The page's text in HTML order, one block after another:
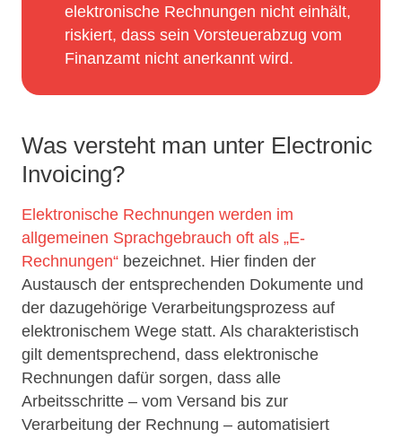
elektronische Rechnungen nicht einhält,
riskiert, dass sein Vorsteuerabzug vom
Finanzamt nicht anerkannt wird.
Was versteht man unter Electronic
Invoicing?
Elektronische Rechnungen werden im
allgemeinen Sprachgebrauch oft als „E-
Rechnungen“ bezeichnet. Hier finden der
Austausch der entsprechenden Dokumente und
der dazugehörige Verarbeitungsprozess auf
elektronischem Wege statt. Als charakteristisch
gilt dementsprechend, dass elektronische
Rechnungen dafür sorgen, dass alle
Arbeitsschritte – vom Versand bis zur
Verarbeitung der Rechnung – automatisiert